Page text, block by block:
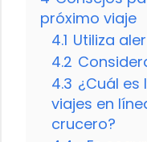
próximo viaje
4.1 Utiliza
4.2
4.3 ¿Cuál
viajes en
crucero?